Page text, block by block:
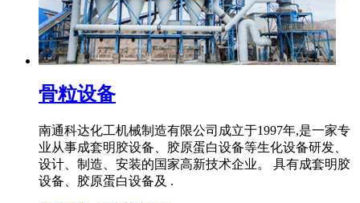
骨粒设备
南通科达化工机械制造有限公司成立于1997年,是一家专
业从事成套明胶设备、胶原蛋白设备等生化设备研发、
设计、制造、安装的国家高新技术企业。 具有成套明胶
设备、胶原蛋白设备及 .